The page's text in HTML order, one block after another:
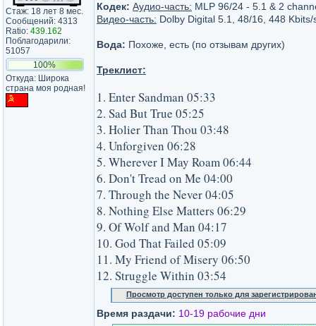
Стаж: 18 лет 8 мес.
Сообщений: 4313
Ratio: 439.162
Поблагодарили:
51057
100%
Откуда: Широка
страна моя родная!
Кодек: Аудио-часть: MLP 96/24 - 5.1 & 2
Видео-часть: Dolby Digital 5.1, 48/16, 448 Kbits/
Вода: Похоже, есть (по отзывам других)
Треклист:
1. Enter Sandman 05:33
2. Sad But True 05:25
3. Holier Than Thou 03:48
4. Unforgiven 06:28
5. Wherever I May Roam 06:44
6. Don't Tread on Me 04:00
7. Through the Never 04:05
8. Nothing Else Matters 06:29
9. Of Wolf and Man 04:17
10. God That Failed 05:09
11. My Friend of Misery 06:50
12. Struggle Within 03:54
Просмотр доступен только для
Время раздачи: 10-19 рабочие дни